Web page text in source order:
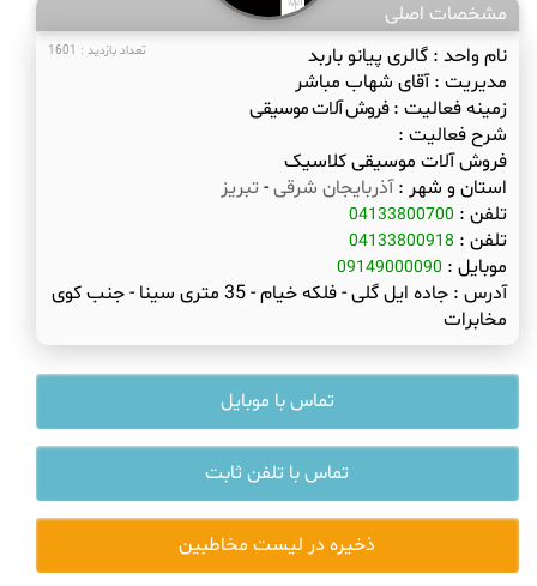
مشخصات اصلی
تعداد بازدید : 1601 نام واحد :گالری پیانو باربد
مدیریت :آقای شهاب مباشر
زمینه فعالیت :فروش آلات موسیقی
شرح فعالیت :
فروش آلات موسیقی کلاسیک
استان و شهر :آذربایجان شرقی- تبریز
تلفن : 04133800700
تلفن : 04133800918
موبایل : 09149000090
آدرس :
جاده ایل گلی - فلکه خیام - 35 متری سینا - جنب کوی
مخابرات
تماس با موبایل
تماس با تلفن ثابت
ذخیره در لیست مخاطبین